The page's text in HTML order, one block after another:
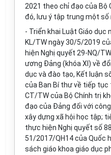
2021 theo chỉ đạo của Bộ
đó, lưu ý tập trung một số
- Triển khai Luật Giáo dục
KL/TW ngày 30/5/2019
hiện Nghị quyết 29-NQ/
ương Đảng (khóa XI) về
dục và đào tạo, Kết luận
của Ban Bí thư về tiếp tục
CT/TW của Bộ Chính trị
đạo của Đảng đối với
xây dựng xã hội học tập;
thực hiện Nghị quyết số
51/2017/QH14 của Quốc
sách giáo khoa giáo dục